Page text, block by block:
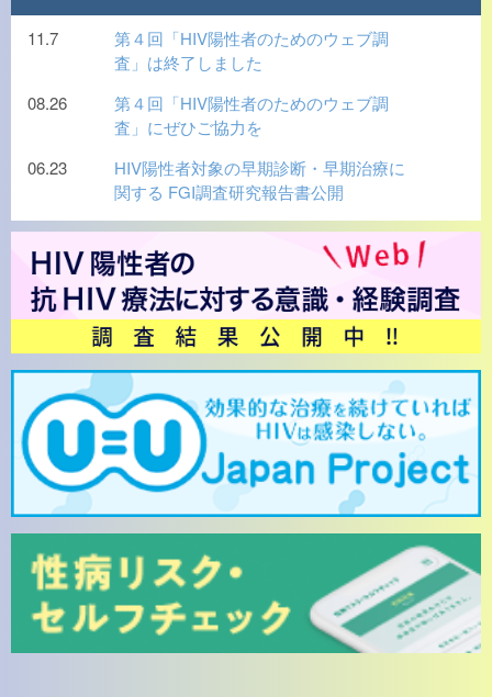
11.7
第４回「HIV陽性者のためのウェブ調
査」は終了しました
08.26
第４回「HIV陽性者のためのウェブ調
査」にぜひご協力を
06.23
HIV陽性者対象の早期診断・早期治療に
関する FGI調査研究報告書公開